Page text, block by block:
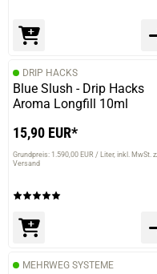
DRIP HACKS
Blue Slush - Drip Hacks
Aroma Longfill 10ml
15,90 EUR*
Grundpreis: 1.590,00 EUR / Liter inkl. MwSt.
Versand
MEHRWEG SYSTEME